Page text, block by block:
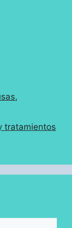
tratamientos